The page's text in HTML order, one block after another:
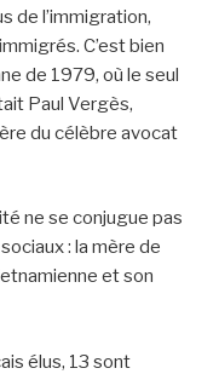
de l’immigration,
C’est bien
de 1979, où le seul
Paul Vergès,
du célèbre avocat
ne se conjugue pas
: la mère de
et son
élus, 13 sont